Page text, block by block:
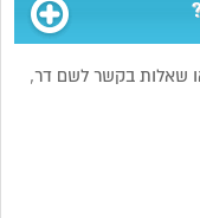
שאלות בקשר לשם דר,